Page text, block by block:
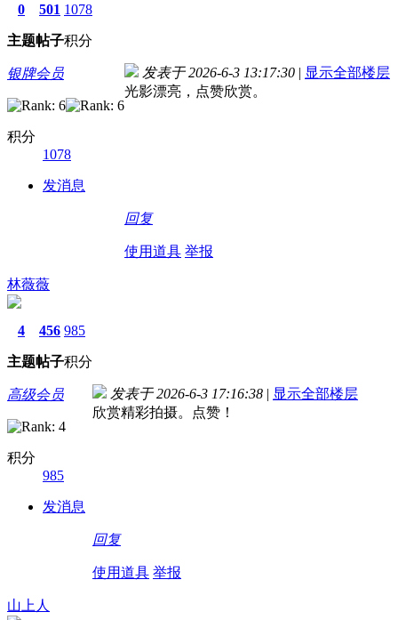
0
主题
501
帖子
1078
积分
银牌会员
积分
1078
发消息
发表于 2026-6-3 13:17:30 | 显示全部楼层
光影漂亮，点赞欣赏。
回复
使用道具 举报
林薇薇
4
主题
456
帖子
985
积分
高级会员
积分
985
发消息
发表于 2026-6-3 17:16:38 | 显示全部楼层
欣赏精彩拍摄。点赞！
回复
使用道具 举报
山上人